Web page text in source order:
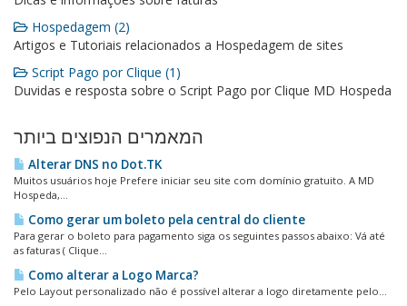
Hospedagem (2)
Artigos e Tutoriais relacionados a Hospedagem de sites
Script Pago por Clique (1)
Duvidas e resposta sobre o Script Pago por Clique MD Hospeda
המאמרים הנפוצים ביותר
Alterar DNS no Dot.TK
Muitos usuários hoje Prefere iniciar seu site com domínio gratuito. A MD
Hospeda,...
Como gerar um boleto pela central do cliente
Para gerar o boleto para pagamento siga os seguintes passos abaixo: Vá até
as faturas ( Clique...
Como alterar a Logo Marca?
Pelo Layout personalizado não é possível alterar a logo diretamente pelo...